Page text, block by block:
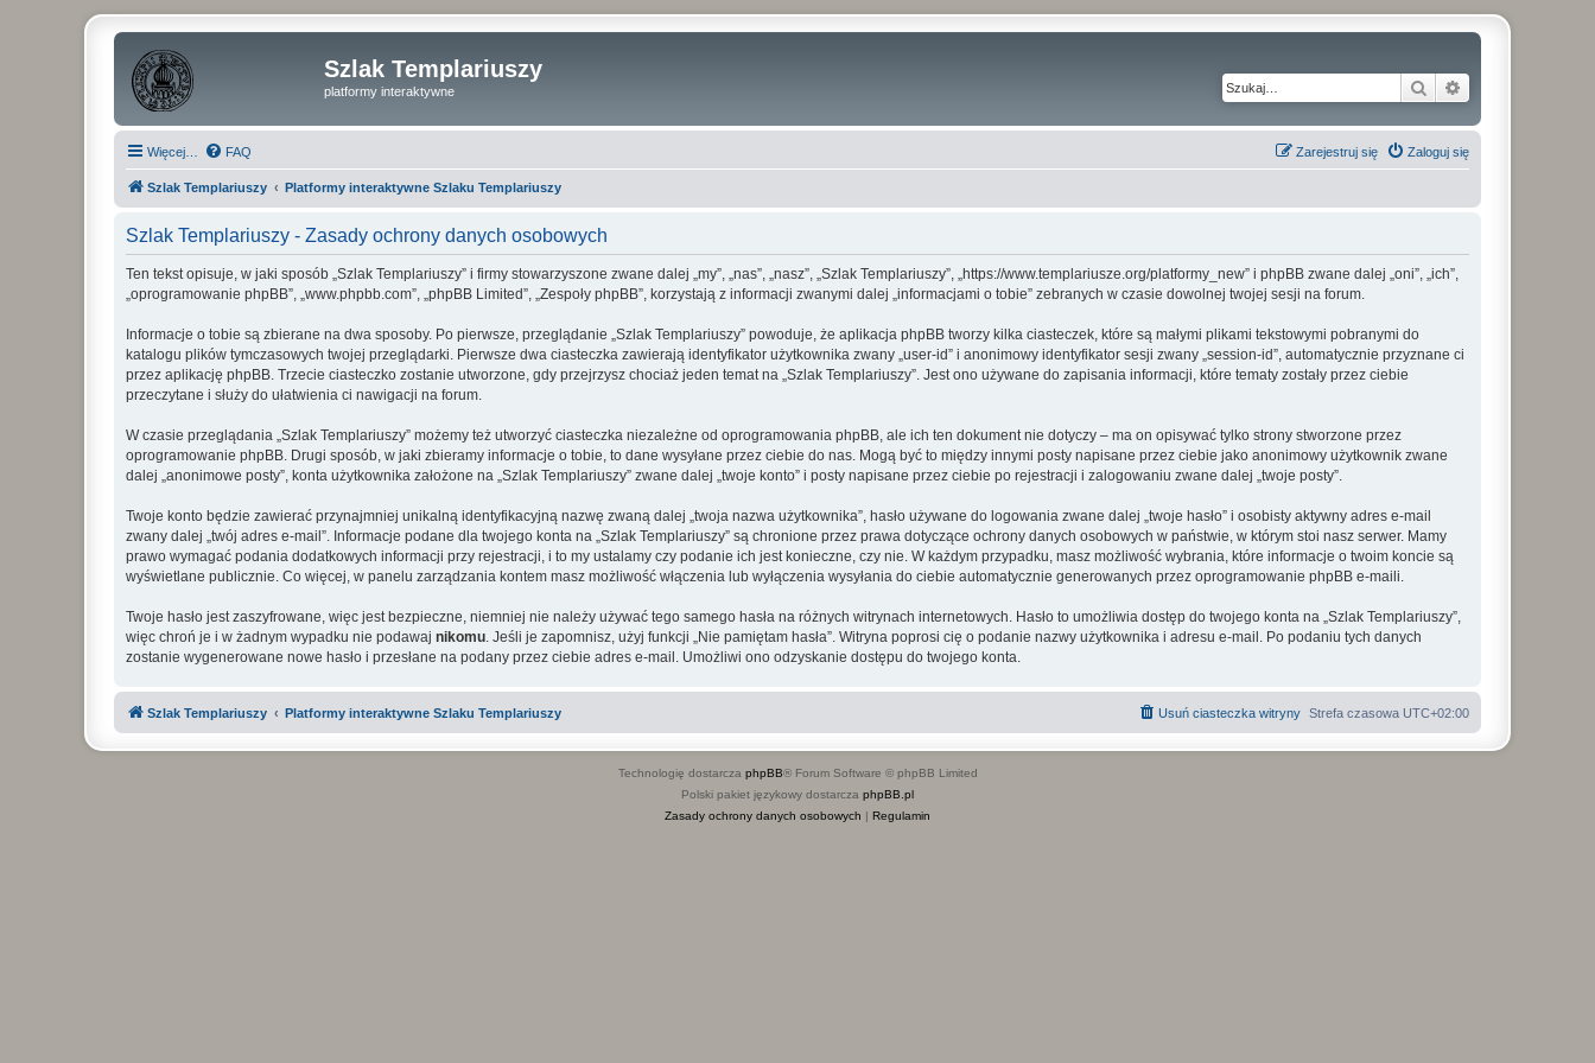
Szlak Templariuszy
platformy interaktywne Szukaj
Więcej… FAQ Zaloguj się
Zarejestruj się
Szlak Templariuszy Platformy interaktywne Szlaku Templariuszy
Szlak Templariuszy - Zasady ochrony danych osobowych
Ten tekst opisuje, w jaki sposób „Szlak Templariuszy” i firmy stowarzyszone zwane dalej „my”, „nas”, „nasz”, „Szlak Templariuszy”, „https://www.templariusze.org/platformy_new” i phpBB zwane dalej „oni”, „ich”,
„oprogramowanie phpBB”, „www.phpbb.com”, „phpBB Limited”, „Zespoły phpBB”, korzystają z informacji zwanymi dalej „informacjami o tobie” zebranych w czasie dowolnej twojej sesji na forum.
Informacje o tobie są zbierane na dwa sposoby. Po pierwsze, przeglądanie „Szlak Templariuszy” powoduje, że aplikacja phpBB tworzy kilka ciasteczek, które są małymi plikami tekstowymi pobranymi do
katalogu plików tymczasowych twojej przeglądarki. Pierwsze dwa ciasteczka zawierają identyfikator użytkownika zwany „user-id” i anonimowy identyfikator sesji zwany „session-id”, automatycznie przyznane ci
przez aplikację phpBB. Trzecie ciasteczko zostanie utworzone, gdy przejrzysz chociaż jeden temat na „Szlak Templariuszy”. Jest ono używane do zapisania informacji, które tematy zostały przez ciebie
przeczytane i służy do ułatwienia ci nawigacji na forum.
W czasie przeglądania „Szlak Templariuszy” możemy też utworzyć ciasteczka niezależne od oprogramowania phpBB, ale ich ten dokument nie dotyczy – ma on opisywać tylko strony stworzone przez
oprogramowanie phpBB. Drugi sposób, w jaki zbieramy informacje o tobie, to dane wysyłane przez ciebie do nas. Mogą być to między innymi posty napisane przez ciebie jako anonimowy użytkownik zwane
dalej „anonimowe posty”, konta użytkownika założone na „Szlak Templariuszy” zwane dalej „twoje konto” i posty napisane przez ciebie po rejestracji i zalogowaniu zwane dalej „twoje posty”.
Twoje konto będzie zawierać przynajmniej unikalną identyfikacyjną nazwę zwaną dalej „twoja nazwa użytkownika”, hasło używane do logowania zwane dalej „twoje hasło” i osobisty aktywny adres e-mail
zwany dalej „twój adres e-mail”. Informacje podane dla twojego konta na „Szlak Templariuszy” są chronione przez prawa dotyczące ochrony danych osobowych w państwie, w którym stoi nasz serwer. Mamy
prawo wymagać podania dodatkowych informacji przy rejestracji, i to my ustalamy czy podanie ich jest konieczne, czy nie. W każdym przypadku, masz możliwość wybrania, które informacje o twoim koncie są
wyświetlane publicznie. Co więcej, w panelu zarządzania kontem masz możliwość włączenia lub wyłączenia wysyłania do ciebie automatycznie generowanych przez oprogramowanie phpBB e-maili.
Twoje hasło jest zaszyfrowane, więc jest bezpieczne, niemniej nie należy używać tego samego hasła na różnych witrynach internetowych. Hasło to umożliwia dostęp do twojego konta na „Szlak Templariuszy”,
więc chroń je i w żadnym wypadku nie podawaj nikomu . Jeśli je zapomnisz, użyj funkcji „Nie pamiętam hasła”. Witryna poprosi cię o podanie nazwy użytkownika i adresu e-mail. Po podaniu tych danych
zostanie wygenerowane nowe hasło i przesłane na podany przez ciebie adres e-mail. Umożliwi ono odzyskanie dostępu do twojego konta.
Szlak Templariuszy Platformy interaktywne Szlaku Templariuszy Strefa czasowa UTC+02:00
Usuń ciasteczka witryny
Technologię dostarcza phpBB® Forum Software © phpBB Limited
Polski pakiet językowy dostarcza phpBB.pl
Zasady ochrony danych osobowych | Regulamin